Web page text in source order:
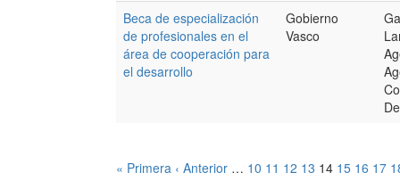
Beca de especialización
de profesionales en el
área de cooperación para
el desarrollo
Gobierno
Vasco
« Primera ‹ Anterior … 10 11 12 13 14 15 16 17